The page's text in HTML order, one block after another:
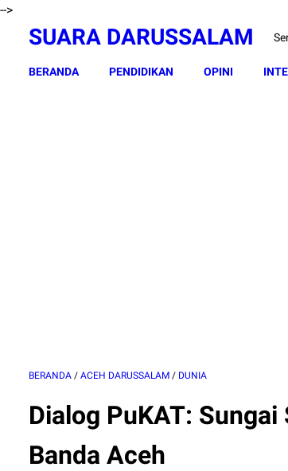
-->
SUARA DARUSSALAM
BERANDA PENDIDIKAN OPINI
BERANDA / ACEH DARUSSALAM / DUNIA
Dialog PuKAT:
Banda Aceh